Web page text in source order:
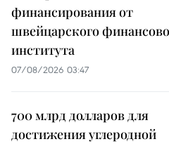
финансирования от
швейцарского
института
07/08/2026 03:47
700 млрд долларов для
достижения углеродной